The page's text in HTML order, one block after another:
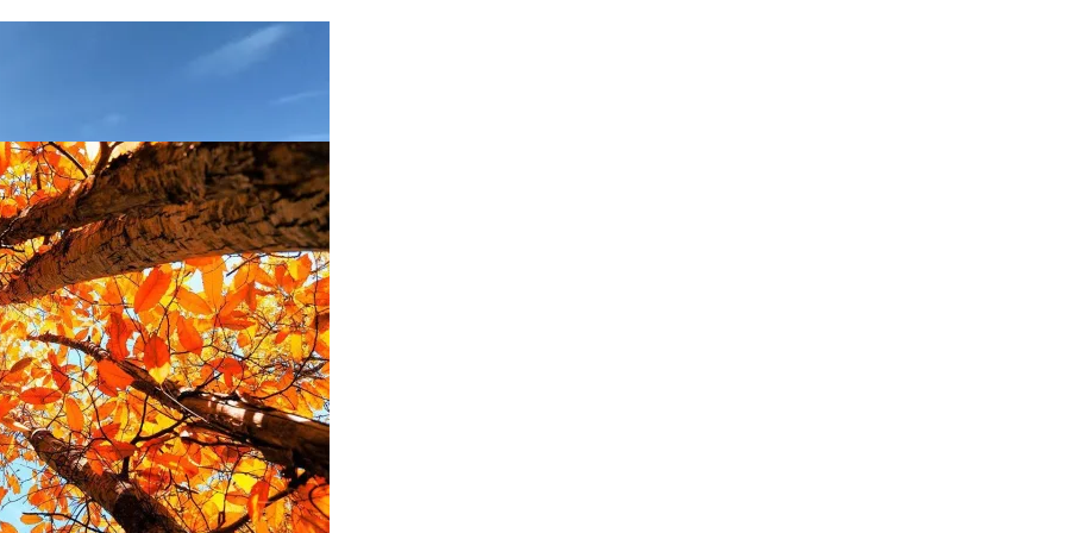
Пришлось Переделать Из-За Изменения Климата